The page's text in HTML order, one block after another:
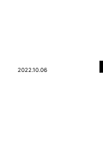
2022.10.06